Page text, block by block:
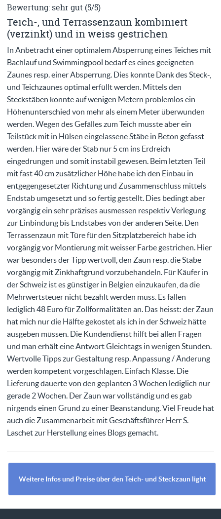
Bewertung: sehr gut (5/5)
Teich-, und Terrassenzaun kombiniert
(verzinkt) und in weiss gestrichen
In Anbetracht einer optimalem Absperrung eines Teiches mit
Bachlauf und Swimmingpool bedarf es eines geeigneten
Zaunes resp. einer Absperrung. Dies konnte Dank des Steck-,
und Teichzaunes optimal erfüllt werden. Mittels den
Steckstäben konnte auf wenigen Metern problemlos ein
Höhenunterschied von mehr als einem Meter überwunden
werden. Wegen des Gefälles zum Teich musste aber ein
Teilstück mit in Hülsen eingelassene Stäbe in Beton gefasst
werden. Hier wäre der Stab nur 5 cm ins Erdreich
eingedrungen und somit instabil gewesen. Beim letzten Teil
mit fast 40 cm zusätzlicher Höhe habe ich den Einbau in
entgegengesetzter Richtung und Zusammenschluss mittels
Endstab umgesetzt und so fertig gestellt. Dies bedingt aber
vorgängig ein sehr präzises ausmessen respektiv Verlegung
zur Einbindung bis Endstabes von der anderen Seite. Den
Terrassenzaun mit Türe für den Sitzplatzbereich habe ich
vorgängig vor Montierung mit weisser Farbe gestrichen. Hier
war besonders der Tipp wertvoll, den Zaun resp. die Stäbe
vorgängig mit Zinkhaftgrund vorzubehandeln. Für Käufer in
der Schweiz ist es günstiger in Belgien einzukaufen, da die
Mehrwertsteuer nicht bezahlt werden muss. Es fallen
lediglich 48 Euro für Zollformalitäten an. Das heisst: der Zaun
hat mich nur die Hälfte gekostet als ich in der Schweiz hätte
ausgeben müssen. Die Kundendienst hilft bei allen Fragen
und man erhält eine Antwort Gleichtags in wenigen Stunden.
Wertvolle Tipps zur Gestaltung resp. Anpassung / Änderung
werden kompetent vorgeschlagen. Einfach Klasse. Die
Lieferung dauerte von den geplanten 3 Wochen lediglich nur
gerade 2 Wochen. Der Zaun war vollständig und es gab
nirgends einen Grund zu einer Beanstandung. Viel Freude hat
auch die Zusammenarbeit mit Geschäftsführer Herr S.
Laschet zur Herstellung eines Blogs gemacht.
Weitere Infos und Preise über den Teich- und Steckzaun light